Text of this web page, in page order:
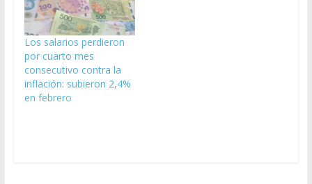
Los salarios perdieron
por cuarto mes
consecutivo contra la
inflación: subieron 2,4%
en febrero